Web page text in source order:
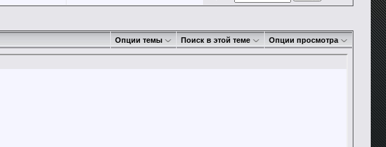
Опции темы Поиск в этой теме Опции просмотра